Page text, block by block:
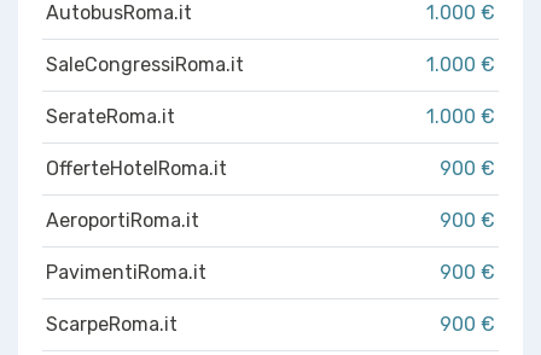
AutobusRoma.it 1.000 €
SaleCongressiRoma.it 1.000 €
SerateRoma.it 1.000 €
OfferteHotelRoma.it 900 €
AeroportiRoma.it 900 €
PavimentiRoma.it 900 €
ScarpeRoma.it 900 €